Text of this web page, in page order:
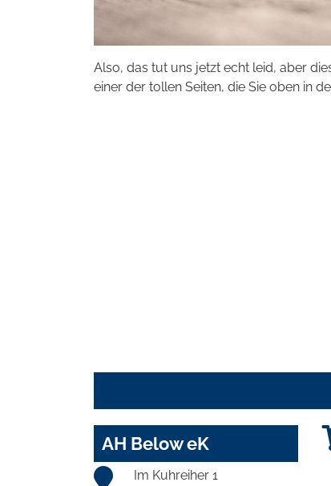
Also, das tut uns jetzt echt leid, aber
einer der tollen Seiten, die Sie oben in
AH Below eK
Im Kuhreiher 1